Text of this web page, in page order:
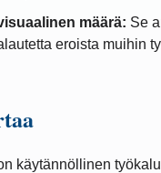
määrä: Se
eroista muihin
käytännöllinen